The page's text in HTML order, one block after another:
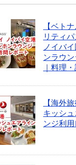
【ベト
リティ
ノイバ
ンラウ
｜料理
【海外
キッシ
ンジ利